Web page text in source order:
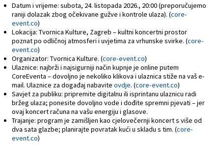
Datum i vrijeme: subota, 24. listopada 2026., 20:00 (preporučujemo
raniji dolazak zbog očekivane gužve i kontrole ulaza). (core-
event.co)
Lokacija: Tvornica Kulture, Zagreb – kultni koncertni prostor
poznat po odličnoj atmosferi i uvjetima za vrhunske svirke. (core-
event.co)
Organizator: Tvornica Kulture. (core-event.co)
Ulaznice: najbrži i najsigurniji način kupnje je online putem
CoreEventa – dovoljno je nekoliko klikova i ulaznica stiže na vaš e-
mail. Ulaznice za događaj nabavite ovdje. (core-event.co)
Savjet za publiku: pripremite digitalnu ili isprintanu ulaznicu radi
bržeg ulaza; ponesite dovoljno vode i dođite spremni pjevati – jer
ovaj koncert računa na vašu energiju i glasove.
Trajanje: program je zamišljen kao cjelovečernji koncert s više od
dva sata glazbe; planirajte povratak kući u skladu s tim. (core-
event.co)